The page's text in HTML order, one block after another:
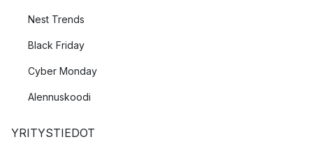
Nest Trends
Black Friday
Cyber Monday
Alennuskoodi
YRITYSTIEDOT